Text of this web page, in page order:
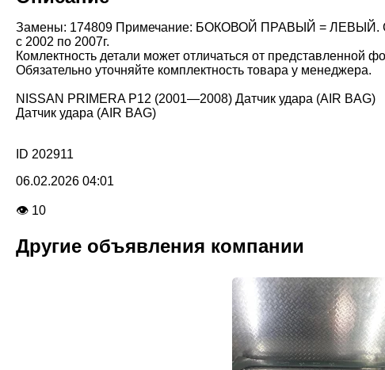
Замены: 174809 Примечание: БОКОВОЙ ПРАВЫЙ = ЛЕВЫЙ.
с 2002 по 2007г.
Комлектность детали может отличаться от представленной
Обязательно уточняйте комплектность товара у менеджера.
NISSAN PRIMERA P12 (2001—2008) Датчик удара (AIR BAG)
Датчик удара (AIR BAG)
ID 202911
06.02.2026 04:01
👁 10
Другие объявления компании